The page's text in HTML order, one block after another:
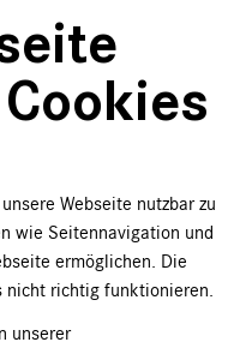
Webseite nutzbar zu
wie Seitennavigation und
ermöglichen. Die
nicht richtig funktionieren.
unserer